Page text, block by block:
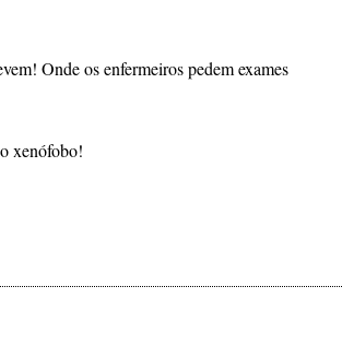
Onde os enfermeiros pedem exames
xenófobo!